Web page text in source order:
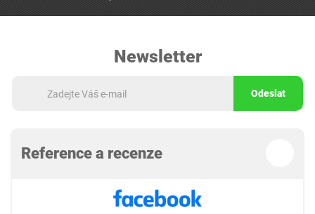
Newsletter
Odeslat
Reference a recenze